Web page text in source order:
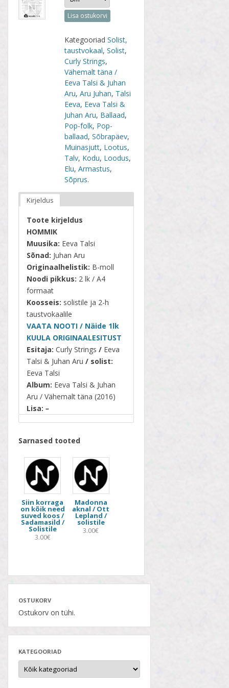
Lisa ostukorvi
KategooriadSolist,
taustvokaal,Solist,
Curly Strings,
Vähemalt täna /
Eeva Talsi & Juhan
Aru,Aru Juhan, Talsi
Eeva, Eeva Talsi &
Juhan Aru, Ballaad,
Pop-folk, Pop-
ballaad,Sõbrapäev,
Muinasjutt, Lootus,
Talv, Kodu, Loodus,
Elu,Armastus,
Sõprus.
Kirjeldus
Toote kirjeldus
HOMMIK
Muusika: Eeva Talsi
Sõnad: Juhan Aru
Originaalhelistik: B-moll
Noodi pikkus: 2 lk / A4
formaat
Koosseis: solistile ja 2-h
taustvokaalile
VAATA NOOTI / Näide 1lk
KUULA ORIGINAALESITUST
Esitaja: Curly Strings / Eeva
Talsi & Juhan Aru / solist:
Eeva Talsi
Album: Eeva Talsi & Juhan
Aru / Vähemalt täna (2016)
Lisa: –
Sarnased tooted
Siin korraga
on kõik need
suved koos /
Sadamasild /
Solistile
3.00€
Madonna
aknal / Ott
Lepland /
solistile
3.00€
OSTUKORV
Ostukorv on tühi.
KATEGOORIAD